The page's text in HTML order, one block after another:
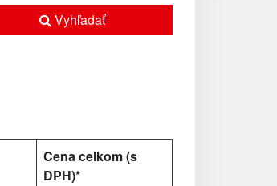
Vyhľadať
Cena celkom (s
DPH)*